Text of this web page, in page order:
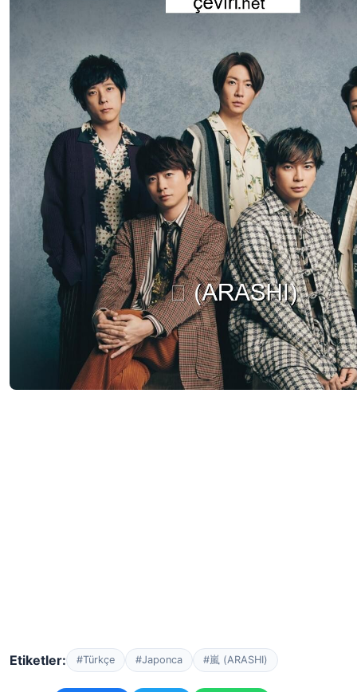
Etiketler: #Türkçe #Japonca #嵐 (ARASHI)